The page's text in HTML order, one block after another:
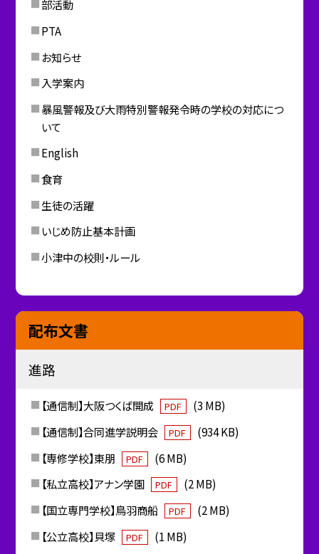
部活動
PTA
お知らせ
入学案内
暴風警報及び大雨特別警報発令時の学校の対応につ
いて
English
食育
生徒の活躍
いじめ防止基本計画
小津中の校則・ルール
配布文書
進路
【通信制】大阪つくば開成 PDF
(3 MB)
【通信制】合同進学説明会
PDF
(934 KB)
【専修学校】東朋
PDF
(6 MB)
【私立高校】アナン学園
PDF
(2 MB)
【国立専門学校】鳥羽商船
PDF
(2 MB)
【公立高校】貝塚
PDF
(1 MB)